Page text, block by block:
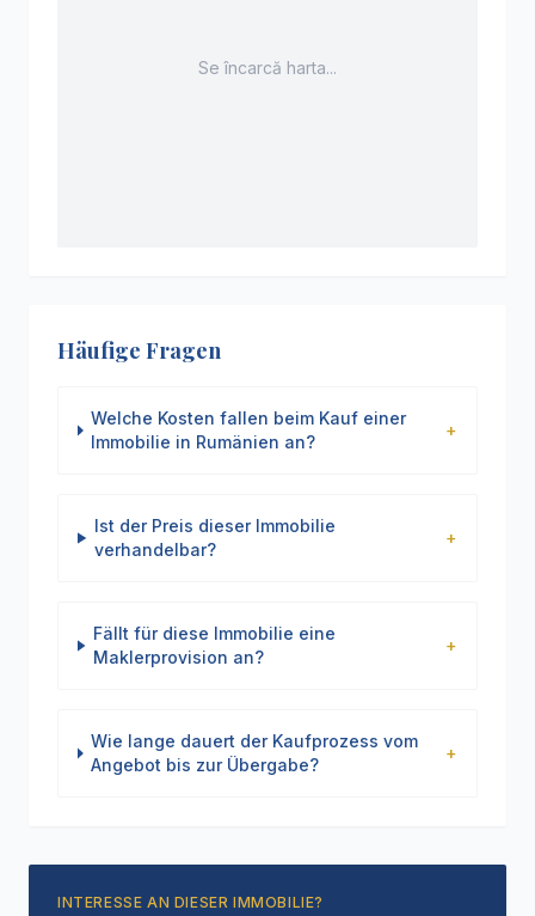
Se încarcă harta...
Häufige Fragen
Welche Kosten fallen beim Kauf einer
Immobilie in Rumänien an?
+
Ist der Preis dieser Immobilie
verhandelbar?
+
Fällt für diese Immobilie eine
Maklerprovision an?
+
Wie lange dauert der Kaufprozess vom
Angebot bis zur Übergabe?
+
INTERESSE AN DIESER IMMOBILIE?